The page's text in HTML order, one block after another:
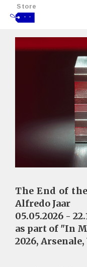
Store
- -
The End of
Alfredo Jaar
05.05.2026 -
as part of "In
2026,